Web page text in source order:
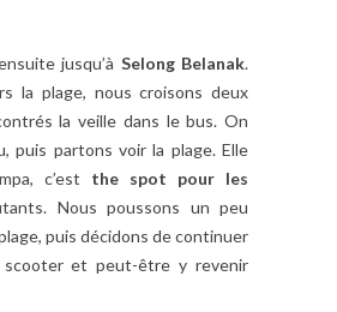
jusqu’à Selong Belanak.
la plage, nous croisons deux
la veille dans le bus. On
puis partons voir la plage. Elle
c’est the spot pour les
Nous poussons un peu
puis décidons de continuer
et peut-être y revenir